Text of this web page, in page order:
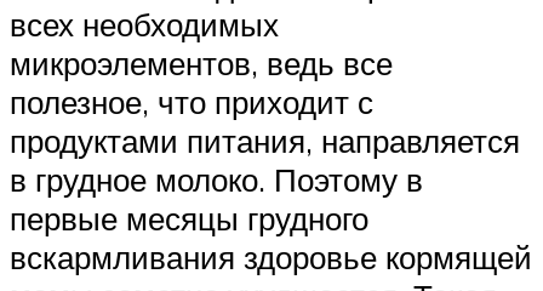
всех необходимых
микроэлементов, ведь все
полезное, что приходит с
продуктами питания, направляется
в грудное молоко. Поэтому в
первые месяцы грудного
вскармливания здоровье кормящей